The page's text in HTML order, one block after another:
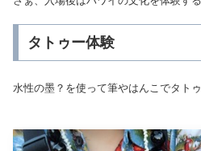
タトゥー体験
水性の墨？を使って筆やはんこでタト